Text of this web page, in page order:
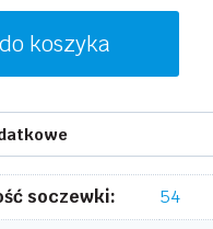
koszyka
soczewki:
54